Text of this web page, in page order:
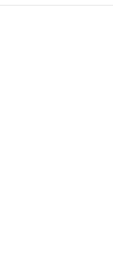
純正リモコン付きで